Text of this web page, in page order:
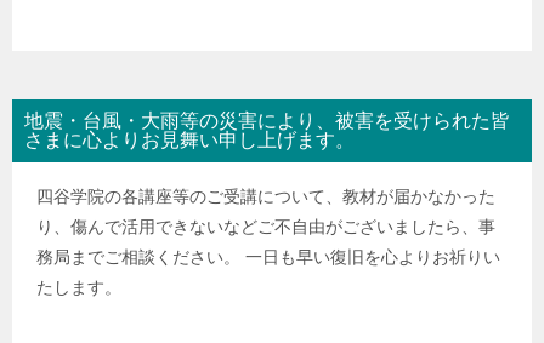
地震・台風・大雨等の災害により、被害を受けられた皆
さまに心よりお見舞い申し上げます。
四谷学院の各講座等のご受講について、教材が届かなかった
り、傷んで活用できないなどご不自由がございましたら、事
務局までご相談ください。 一日も早い復旧を心よりお祈りい
たします。